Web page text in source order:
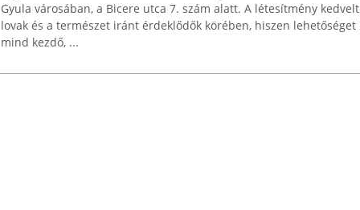
Gyula városában, a Bicere utca 7. szám alatt. A létesítmény
lovak és a természet iránt érdeklődők körében, hiszen
mind kezdő, ...